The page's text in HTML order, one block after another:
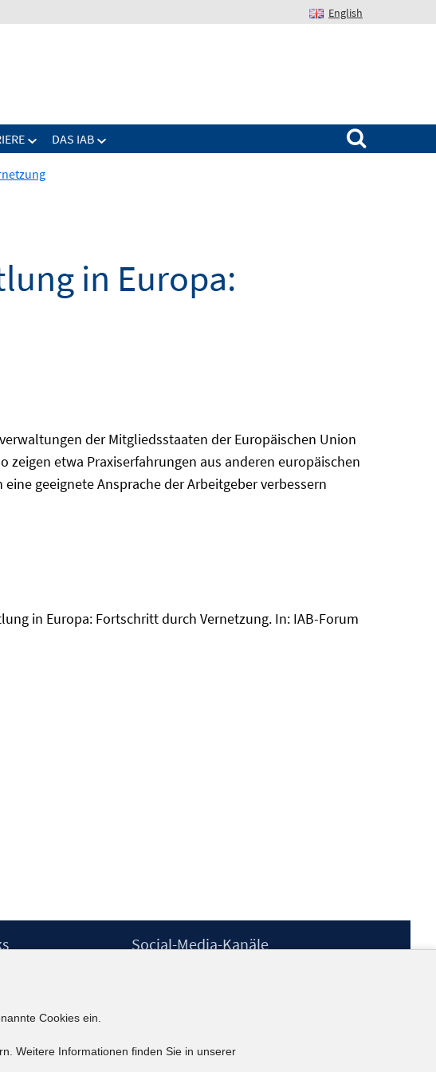
English
DAS IAB
Suchen nach:
in Europa:
der Mitgliedsstaaten der Europäischen Union
etwa Praxiserfahrungen aus anderen europäischen
geeignete Ansprache der Arbeitgeber verbessern
in Europa: Fortschritt durch Vernetzung. In: IAB-Forum
Social-Media-Kanäle
kununu
Cookies ein.
Weitere Informationen finden Sie in unserer